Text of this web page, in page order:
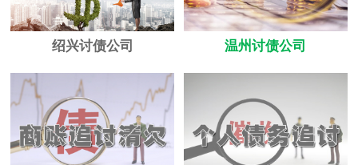
绍兴讨债公司 温州讨债公司